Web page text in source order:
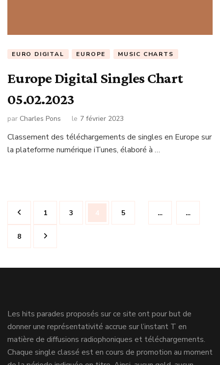
EURO DIGITAL EUROPE MUSIC CHARTS
Europe Digital Singles Chart
05.02.2023
par Charles Pons le 7 février 2023
Classement des téléchargements de singles en Europe sur
la plateforme numérique iTunes, élaboré à …
Navigation
des
articles
Page
1 …
Page
3 Page
4 Page
5 …
Page
8
Les hits parades proposés sur ce site ont pour but de
donner une représentativité accrue sur l’instant T en
matière de diffusions radiophoniques et téléchargements.
Chaque single classé est en cours de promotion au moment